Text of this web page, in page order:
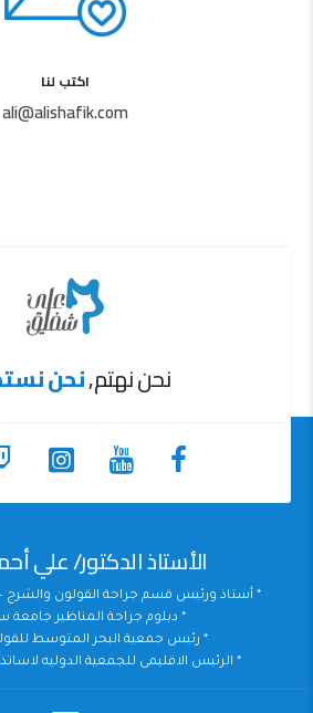
اكتب لنا
ali@alishafik.com
نحن نهتم,نحن
الأستاذ الدكتور/ علي
* أستاذ ورئيس قسم جراحة القولون والشرج
* دبلوم جراحة المناظير جامعة
* رئيس جمعية البحر المتوسط
* الرئيس الاقليمى للجمعية الدوليه